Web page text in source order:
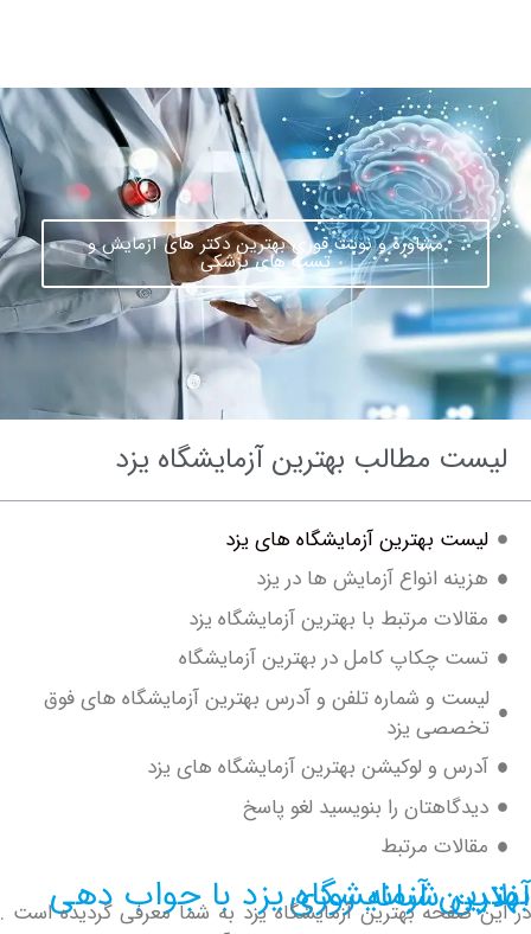
مشاوره و نوبت فوری بهترین دکتر های آزمایش و
تست های پزشکی
مطالب بهترین آزمایشگاه یزد
بهترین آزمایشگاه های یزد
انواع آزمایش ها در یزد
مرتبط با بهترین آزمایشگاه یزد
چکاپ کامل در بهترین آزمایشگاه
و شماره تلفن و آدرس بهترین آزمایشگاه های فوق
یزد
و لوکیشن بهترین آزمایشگاه های یزد
را بنویسید لغو پاسخ
مرتبط
یزد با جواب دهی آنلاین شبانه روزی
بهترین آزمایشگاه یزد به شما معرفی گردیده است .